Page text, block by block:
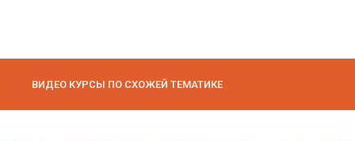
ВИДЕО КУРСЫ ПО СХОЖЕЙ ТЕМАТИКЕ